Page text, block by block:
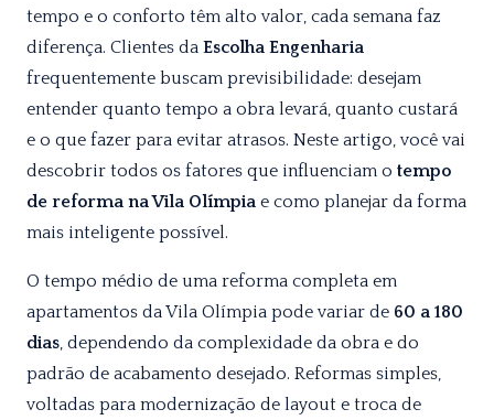
tempo e o conforto têm alto valor, cada semana faz
diferença. Clientes da Escolha Engenharia
frequentemente buscam previsibilidade: desejam
entender quanto tempo a obra levará, quanto custará
e o que fazer para evitar atrasos. Neste artigo, você vai
descobrir todos os fatores que influenciam o tempo
de reforma na Vila Olímpia e como planejar da forma
mais inteligente possível.
O tempo médio de uma reforma completa em
apartamentos da Vila Olímpia pode variar de 60 a 180
dias, dependendo da complexidade da obra e do
padrão de acabamento desejado. Reformas simples,
voltadas para modernização de layout e troca de